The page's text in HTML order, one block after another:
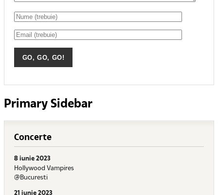
Primary Sidebar
Concerte
8 iunie 2023
Hollywood Vampires
@Bucuresti
21 iunie 2023